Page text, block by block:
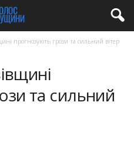
прогнозують грози та сильний вітер
та сильний